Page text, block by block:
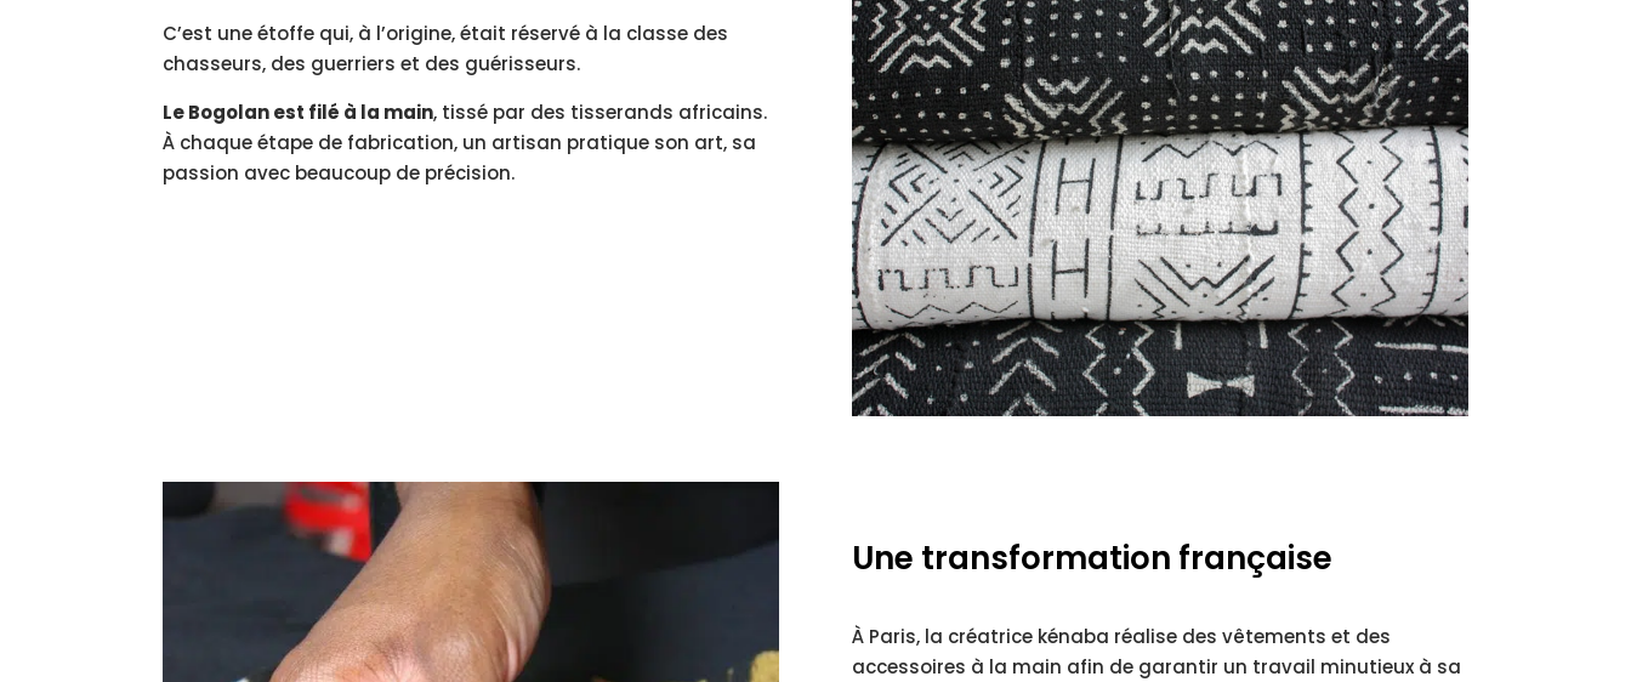
C’est une étoffe qui, à l’origine, était réservé à la classe des
chasseurs, des guerriers et des guérisseurs.
Le Bogolan est filé à la main, tissé par des tisserands africains.
À chaque étape de fabrication, un artisan pratique son art, sa
passion avec beaucoup de précision.
Une transformation française
À Paris, la créatrice kénaba réalise des vêtements et des
accessoires à la main afin de garantir un travail minutieux à sa